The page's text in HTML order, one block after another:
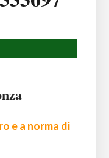
e a norma di